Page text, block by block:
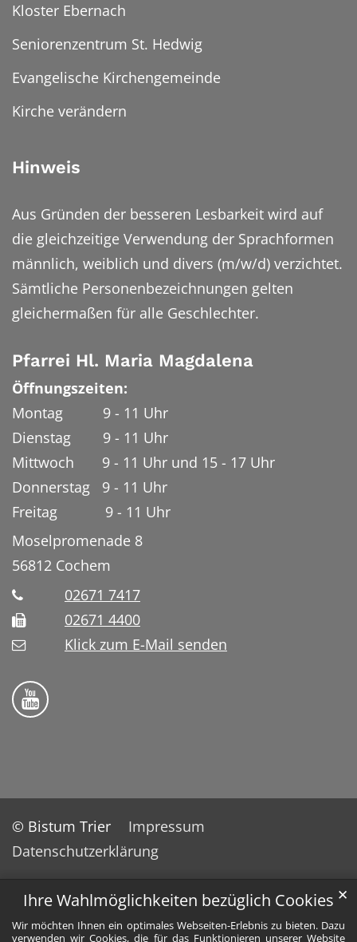
Ihre Wahlmöglichkeiten bezüglich Cookies
Wir möchten Ihnen ein optimales Webseiten-Erlebnis zu bieten. Dazu
verwenden wir Cookies, die für das Funktionieren unserer Website
✕
Kloster Ebernach
Seniorenzentrum St. Hedwig
Evangelische Kirchengemeinde
Kirche verändern
Hinweis
Aus Gründen der besseren Lesbarkeit wird auf
die gleichzeitige Verwendung der Sprachformen
männlich, weiblich und divers (m/w/d) verzichtet.
Sämtliche Personenbezeichnungen gelten
gleichermaßen für alle Geschlechter.
Pfarrei Hl. Maria Magdalena
Öffnungszeiten:
Montag 9 - 11 Uhr
Dienstag 9 - 11 Uhr
Mittwoch 9 - 11 Uhr und 15 - 17 Uhr
Donnerstag 9 - 11 Uhr
Freitag 9 - 11 Uhr
Moselpromenade 8
56812 Cochem
02671 7417
02671 4400
Klick zum E-Mail senden
Bistum Trier auf YouTube
© Bistum Trier
Impressum
Datenschutzerklärung